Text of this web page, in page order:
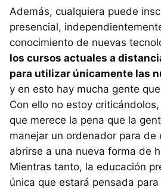
Además, cualquiera puede
presencial,
conocimiento de nuevas
los cursos actuales a
para utilizar únicamente las
y en esto hay mucha gente
Con ello no estoy
que merece la pena que la
manejar un ordenador para de
abrirse a una nueva forma de
Mientras tanto, la educación
única que estará pensada